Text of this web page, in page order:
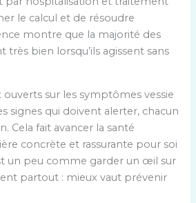
le calcul et de résoudre
montre que la majorité des
très bien lorsqu’ils agissent sans
ouverts sur les symptômes vessie
signes qui doivent alerter, chacun
Cela fait avancer la santé
concrète et rassurante pour soi
un peu comme garder un œil sur
partout : mieux vaut prévenir